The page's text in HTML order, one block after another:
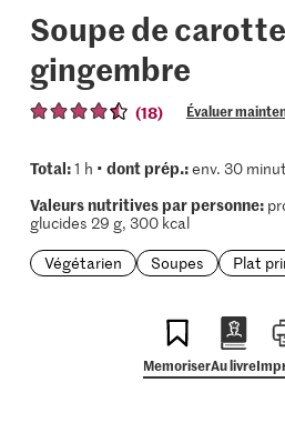
Soupe de
gingembre
(18) Évaluer
Total:1 h • dont prép.:env. 30
Valeurs nutritives par personne:
glucides 29 g, 300 kcal
Végétarien
Soupes Plat
MemoriserAu livre